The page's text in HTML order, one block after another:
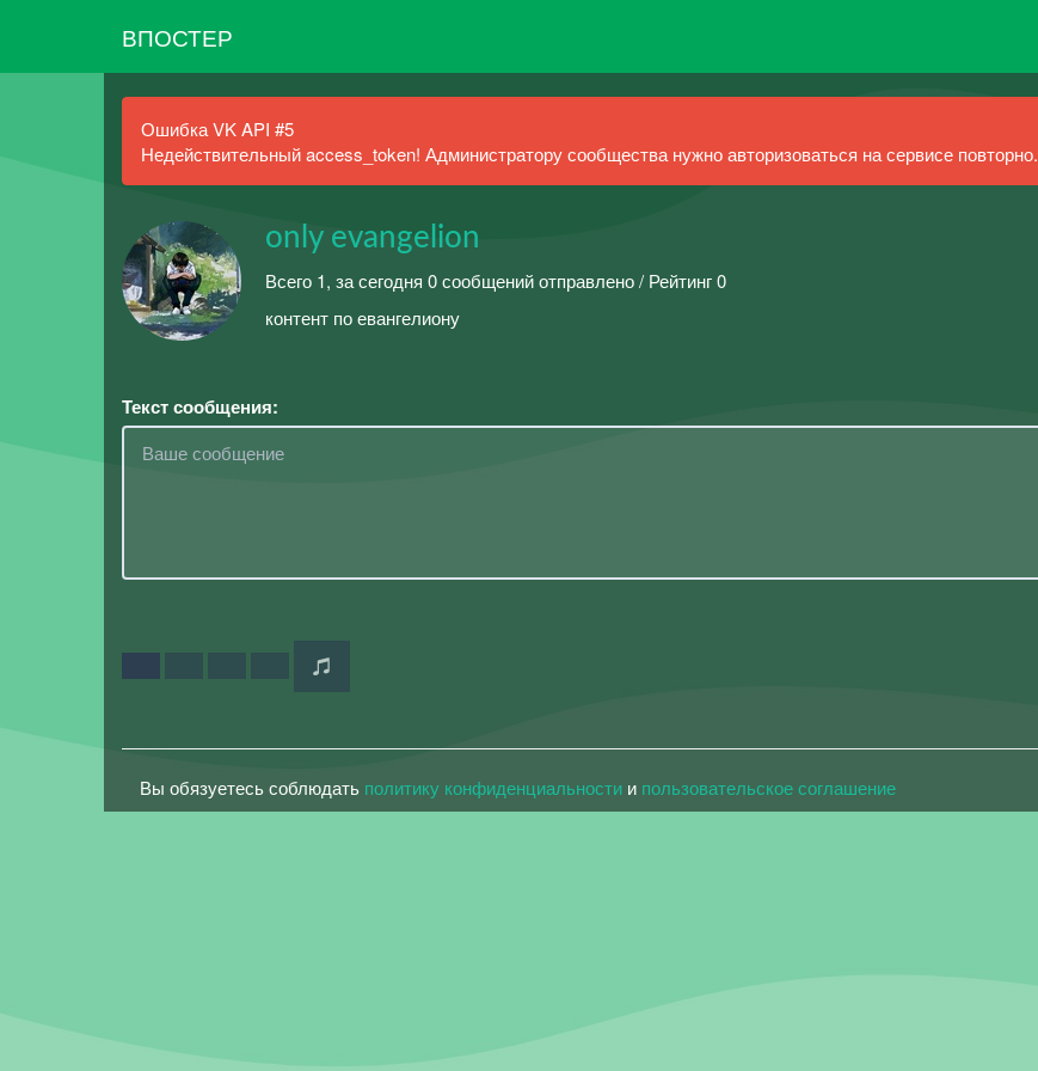
ВПОСТЕР
Ошибка VK API #5
Недействительный access_token! Администратору сообщества нужно авторизоваться на сервисе повторно.
only evangelion
Всего 1, за сегодня 0 сообщений отправлено / Рейтинг 0
контент по евангелиону
Текст сообщения:
Вы обязуетесь соблюдать политику конфиденциальности и пользовательское соглашение